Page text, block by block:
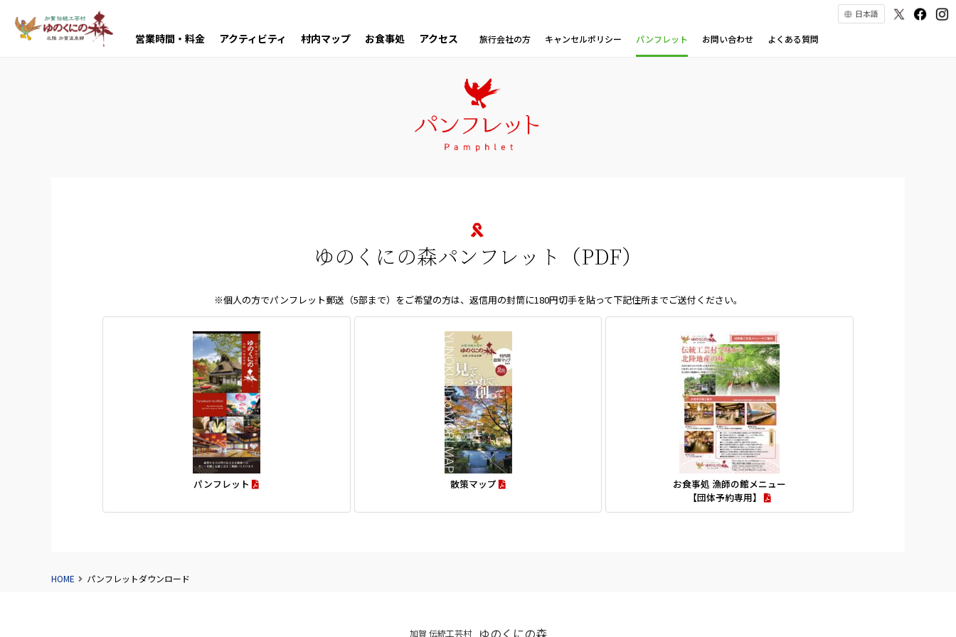
営業時間・料金 アクティビティ 村内マップ お食事処 アクセス 旅行会社の方 キャンセルポリシー パンフレット お問い合わせ よくある質問
日本語
ゆのくにの森パンフレット（PDF）
※個人の方でパンフレット郵送（5部まで）をご希望の方は、返信用の封筒に180円切手を貼って下記住所までご送付ください。
パンフレット 散策マップ
お食事処 漁師の館メニュー
【団体予約専用】
HOME パンフレットダウンロード
加賀 伝統工芸村 ゆのくにの森